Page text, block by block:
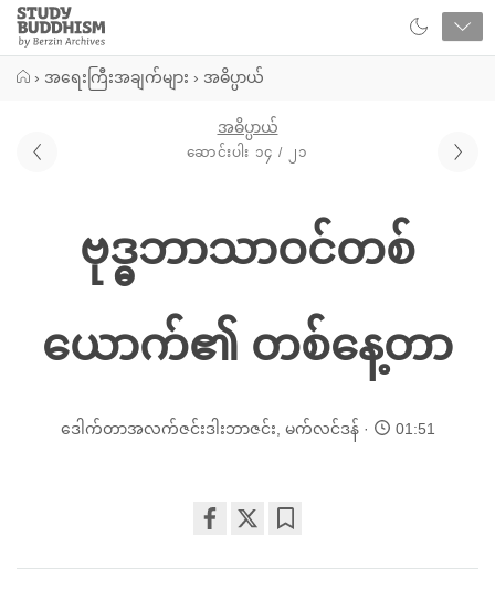
Close
Study
Buddhism
› အရေးကြီးအချက်များ › အဓိပ္ပာယ်
အဓိပ္ပာယ်
ဆောင်းပါး ၁၄ / ၂၁
ဗုဒ္ဓဘာသာဝင်တစ်
ယောက်၏ တစ်နေ့တာ
ဒေါက်တာအလက်ဇင်းဒါးဘာဇင်း မက်လင်ဒန် 01:51
on